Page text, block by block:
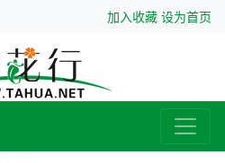
加入收藏 设为首页